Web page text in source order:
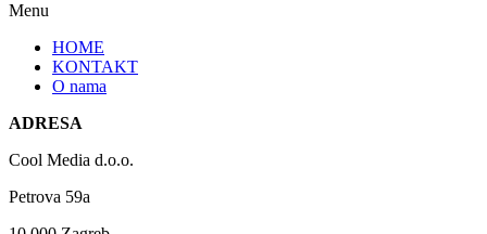
Menu
HOME
KONTAKT
O nama
ADRESA
Cool Media d.o.o.
Petrova 59a